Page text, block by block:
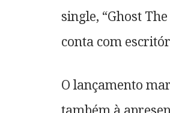
single, “Ghost
conta com
O lançamento